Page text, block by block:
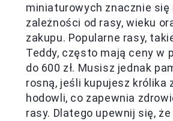
miniaturowych znacznie się
zależności od rasy, wieku
zakupu. Popularne rasy,
Teddy, często mają ceny w
do 600 zł. Musisz jednak
rosną, jeśli kupujesz królika
hodowli, co zapewnia
rasy. Dlatego upewnij się,